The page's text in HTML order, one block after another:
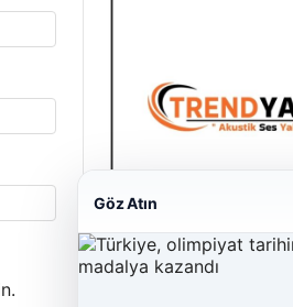
A Life Ankara Hastanesi
Göz Atın